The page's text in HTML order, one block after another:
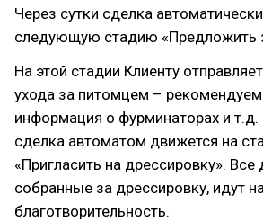
Через сутки сделка
следующую стадию «Предложить
На этой стадии Клиенту
ухода за питомцем –
информация о фурминаторах и т.д.
сделка автоматом движется на
«Пригласить на дрессировку». Все
собранные за дрессировку, идут
благотворительность.